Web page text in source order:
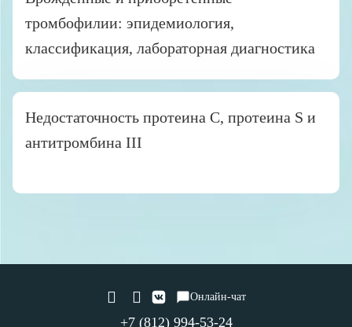
тромбофилии: эпидемиология,
классификация, лабораторная диагностика
Недостаточность протеина С, протеина S и
антитромбина III
Онлайн-чат
+7 (812) 994-53-24